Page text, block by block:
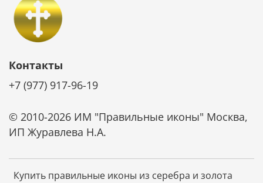
Купить правильные иконы из серебра и золота
Контакты
+7 (977) 917-96-19
© 2010-2026 ИМ "Правильные иконы" Москва,
ИП Журавлева Н.А.